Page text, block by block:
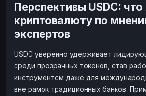
Перспективы USDC:
криптовалюту по
экспертов
USDC уверенно удерживает
среди прозрачных токенов, став
инструментом даже для
вне рамок традиционных банков.